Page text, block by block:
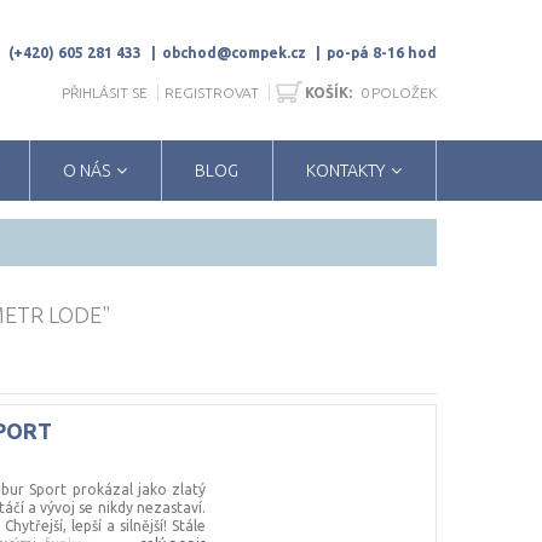
(+420) 605 281 433 obchod@compek.cz po-pá 8-16 hod
PŘIHLÁSIT SE REGISTROVAT KOŠÍK: 0 POLOŽEK
O NÁS BLOG KONTAKTY
LODE"
Sport prokázal jako zlatý
a vývoj se nikdy nezastaví.
lepší a silnější! Stále